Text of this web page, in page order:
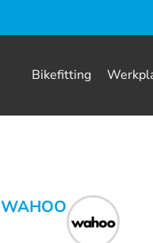
Bikefitting
WAHOO